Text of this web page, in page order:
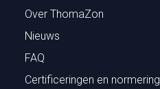
Over ThomaZon
Nieuws
FAQ
Certificeringen en normering